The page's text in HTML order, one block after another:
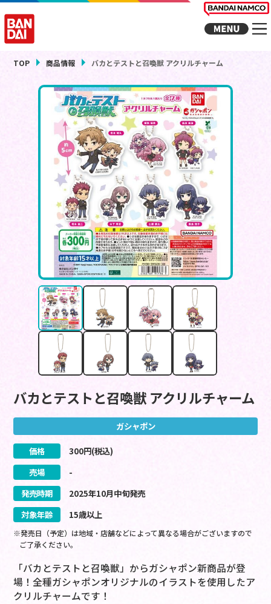
TOP 商品情報 バカとテストと召喚獣 アクリルチャーム
バカとテストと召喚獣 アクリルチャーム
ガシャポン
価格 300円(税込)
売場
-
発売時期
2025年10月中旬発売
対象年齢
15歳以上
※発売日（予定）は地域・店舗などによって異なる場合がございますので
ご了承ください。
「バカとテストと召喚獣」からガシャポン新商品が登
場！全種ガシャポンオリジナルのイラストを使用したア
クリルチャームです！